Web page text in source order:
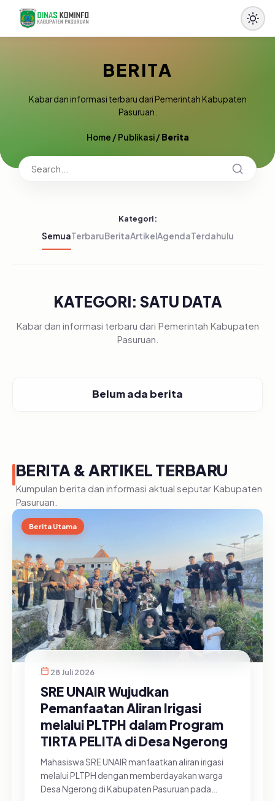
BERITA
Kabar dan informasi terbaru dari Pemerintah Kabupaten
Pasuruan.
Home /Publikasi/Berita
Kategori:
SemuaTerbaruBeritaArtikelAgendaTerdahulu
KATEGORI: SATU DATA
Kabar dan informasi terbaru dari Pemerintah Kabupaten
Pasuruan.
Belum ada berita
BERITA & ARTIKEL TERBARU
Kumpulan berita dan informasi aktual seputar Kabupaten
Pasuruan.
Berita Utama
28 Juli 2026
SRE UNAIR Wujudkan
Pemanfaatan Aliran Irigasi
melalui PLTPH dalam Program
TIRTA PELITA di Desa Ngerong
Mahasiswa SRE UNAIR manfaatkan aliran irigasi
melalui PLTPH dengan memberdayakan warga
Desa Ngerong di Kabupaten Pasuruan pada